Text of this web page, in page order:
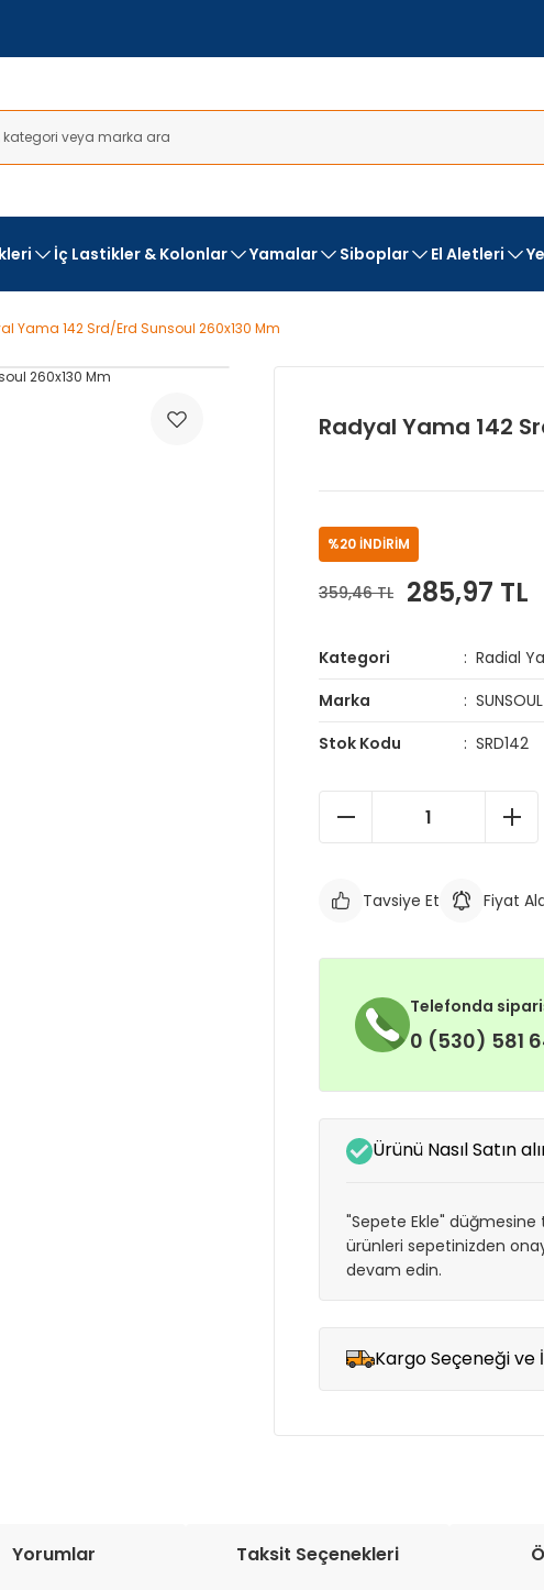
İç Lastikler & Kolonlar Yamalar Siboplar El Aletleri
Yama 142 Srd/Erd Sunsoul 260x130 Mm
Radyal Yama 142
%20 İNDİRİM
359,46 TL 285,97 TL
Kategori
Radial
Marka
SUNSOUL
Stok Kodu
SRD142
Tavsiye Et Fiyat
Telefonda
0 (530) 581
Ürünü Nasıl Satın
"Sepete Ekle" düğmesine
ürünleri sepetinizden
devam edin.
Kargo Seçeneği ve
Yorumlar Taksit Seçenekleri